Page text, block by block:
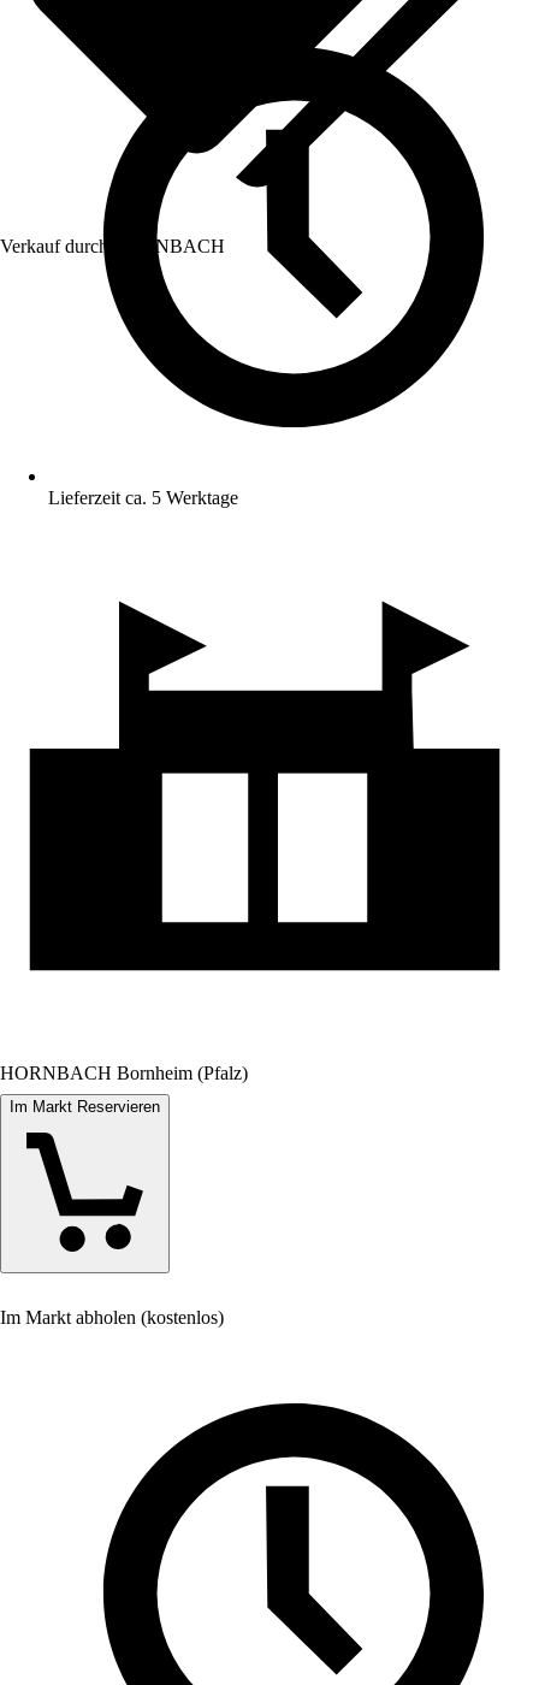
Verkauf durch: HORNBACH
Lieferzeit ca. 5 Werktage
HORNBACH Bornheim (Pfalz)
Im Markt Reservieren
Im Markt abholen (kostenlos)